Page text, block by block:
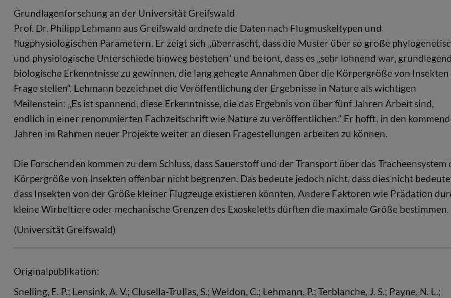
Grundlagenforschung an der Universität Greifswald
Prof. Dr. Philipp Lehmann aus Greifswald ordnete die Daten nach Flugmuskeltypen und
flugphysiologischen Parametern. Er zeigt sich „überrascht, dass die Muster über so große
und physiologische Unterschiede hinweg bestehen“ und betont, dass es „sehr lohnend war,
biologische Erkenntnisse zu gewinnen, die lang gehegte Annahmen über die Körpergröße von Insekten
Frage stellen“. Lehmann bezeichnet die Veröffentlichung der Ergebnisse in Nature als wichtigen
Meilenstein: „Es ist spannend, diese Erkenntnisse, die das Ergebnis von über fünf Jahren Arbeit sind,
endlich in einer renommierten Fachzeitschrift wie Nature zu veröffentlichen.“ Er hofft, in den
Jahren im Rahmen neuer Projekte weiter an diesen Fragestellungen arbeiten zu können.
Die Forschenden kommen zu dem Schluss, dass Sauerstoff und der Transport über das Tracheensystem
Körpergröße von Insekten offenbar nicht begrenzen. Das bedeute jedoch nicht, dass dies nicht
dass Insekten von der Größe kleiner Flugzeuge existieren könnten. Andere Faktoren wie Prädation
kleine Wirbeltiere oder mechanische Grenzen des Exoskeletts dürften die maximale Größe bestimmen.
(Universität Greifswald)
Originalpublikation:
Snelling, E. P.; Lensink, A. V.; Clusella-Trullas, S.; Weldon, C.; Lehmann, P.; Terblanche, J. S.; Payne, N. L.;